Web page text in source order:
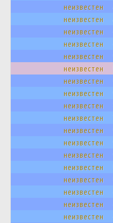
неизвестен
неизвестен
неизвестен
неизвестен
неизвестен
неизвестен
неизвестен
неизвестен
неизвестен
неизвестен
неизвестен
неизвестен
неизвестен
неизвестен
неизвестен
неизвестен
неизвестен
неизвестен